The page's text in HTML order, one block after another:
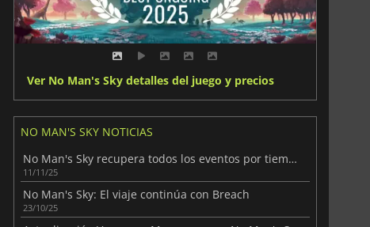
Ver No Man's Sky detalles del juego y precios
NO MAN'S SKY NOTICIAS
No Man's Sky recupera todos los eventos por tiempo limitado anteriores
11/11/25
No Man's Sky: El viaje continúa con Breach
23/10/25